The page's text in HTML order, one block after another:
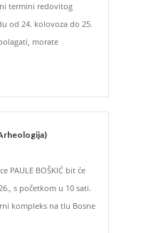
termini redovitog
od 24. kolovoza do 25.
morate
PAULE BOŠKIĆ bit će
s početkom u 10 sati.
kompleks na tlu Bosne